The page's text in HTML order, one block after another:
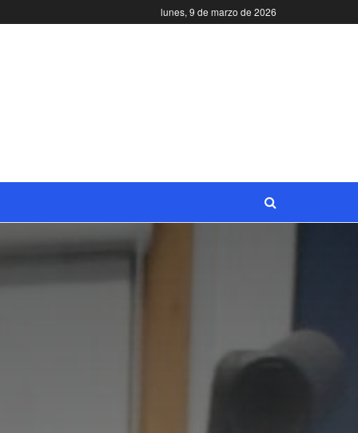
lunes, 9 de marzo de 2026